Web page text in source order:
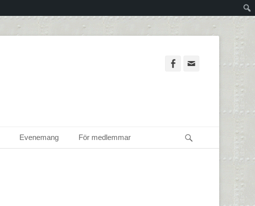
Facebook
Evenemang För medlemmar